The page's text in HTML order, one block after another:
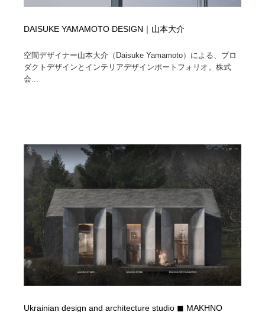
DAISUKE YAMAMOTO DESIGN｜山本大介
空間デザイナー山本大介（Daisuke Yamamoto）による、プロ
ダクトデザインとインテリアデザインポートフォリオ。株式
会...
Ukrainian design and architecture studio ◼ MAKHNO